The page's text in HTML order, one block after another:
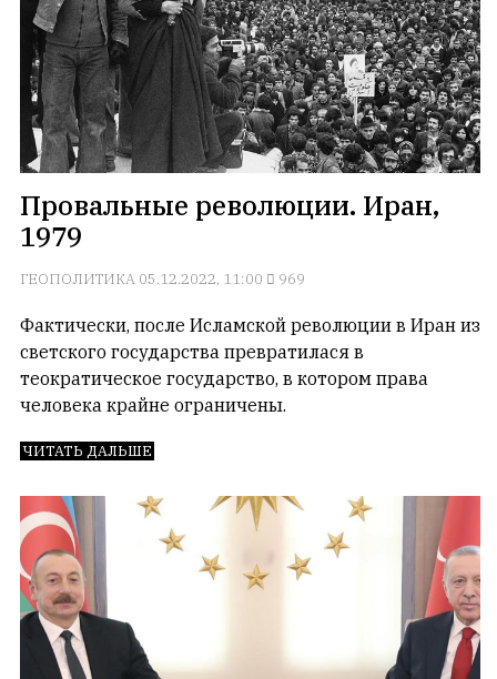
Провальные революции. Иран,
1979
ГЕОПОЛИТИКА 05.12.2022, 11:00 969
Фактически, после Исламской революции в Иран из
светского государства превратилася в
теократическое государство, в котором права
человека крайне ограничены.
ЧИТАТЬ ДАЛЬШЕ